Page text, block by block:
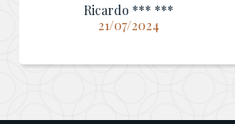
Ricardo *** ***
21/07/2024